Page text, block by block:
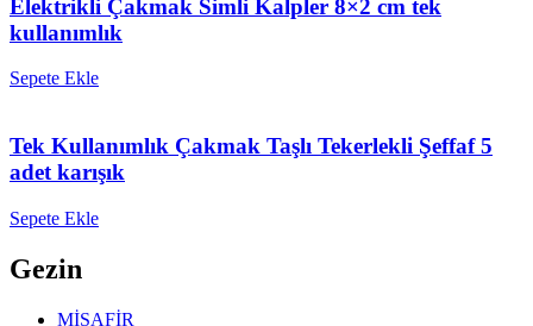
Elektrikli Çakmak Simli Kalpler 8×2 cm tek
kullanımlık
Sepete Ekle
Tek Kullanımlık Çakmak Taşlı Tekerlekli Şeffaf 5
adet karışık
Sepete Ekle
Gezin
MİSAFİR